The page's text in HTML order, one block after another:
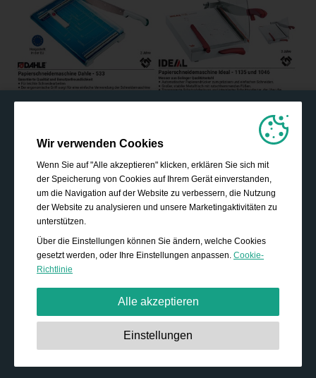
Wir verwenden Cookies
Wenn Sie auf "Alle akzeptieren" klicken, erklären Sie sich mit
der Speicherung von Cookies auf Ihrem Gerät einverstanden,
um die Navigation auf der Website zu verbessern, die Nutzung
der Website zu analysieren und unsere Marketingaktivitäten zu
unterstützen.
Über die Einstellungen können Sie ändern, welche Cookies
gesetzt werden, oder Ihre Einstellungen anpassen. Cookie-
Richtlinie
Alle akzeptieren
Unbedingt erforderlich:
Diese Cookies sind essenziell,
um grundlegende Funktionen wie die Navigation, das
Einstellungen